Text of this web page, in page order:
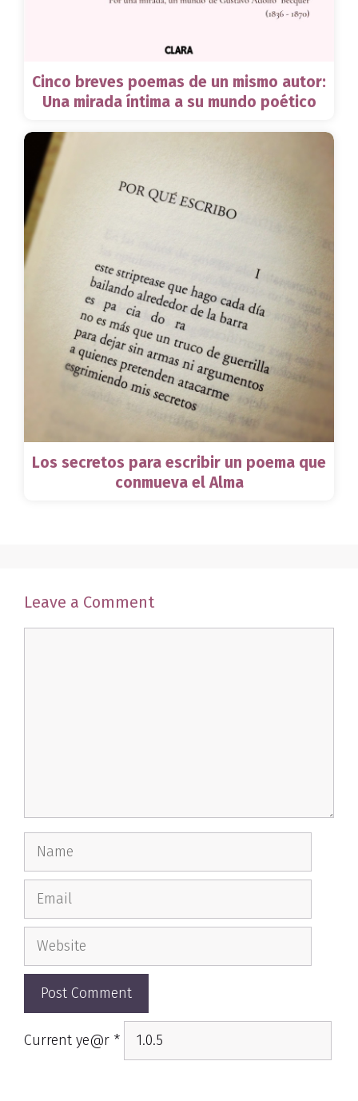
Cinco breves poemas de un mismo autor:
Una mirada íntima a su mundo poético
Los secretos para escribir un poema que
conmueva el Alma
Leave a Comment
Name
Email
Website
Current ye@r *